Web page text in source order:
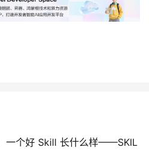
一个好 Skill 长什么样——SKIL